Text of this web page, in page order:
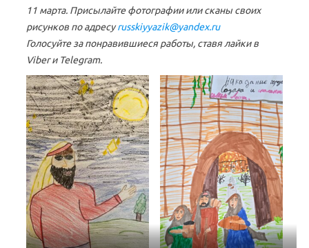
11 марта. Присылайте фотографии или сканы своих
рисунков по адресуrusskiyyazik@yandex.ru
Голосуйте за понравившиеся работы, ставя лайки в
Viber и Telegram.